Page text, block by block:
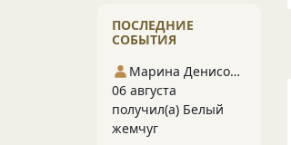
ПОСЛЕДНИЕ
СОБЫТИЯ
Марина Денисова 5
06 августа
получил(а) Белый
жемчуг